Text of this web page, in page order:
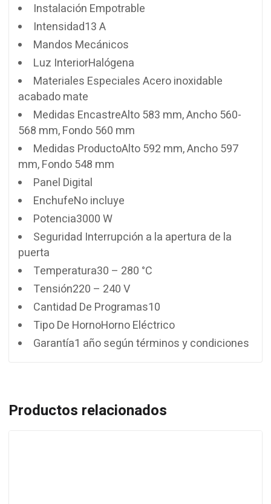
Instalación Empotrable
Intensidad13 A
Mandos Mecánicos
Luz InteriorHalógena
Materiales Especiales Acero inoxidable
acabado mate
Medidas EncastreAlto 583 mm, Ancho 560-
568 mm, Fondo 560 mm
Medidas ProductoAlto 592 mm, Ancho 597
mm, Fondo 548 mm
Panel Digital
EnchufeNo incluye
Potencia3000 W
Seguridad Interrupción a la apertura de la
puerta
Temperatura30 – 280 °C
Tensión220 – 240 V
Cantidad De Programas10
Tipo De HornoHorno Eléctrico
Garantía1 año según términos y condiciones
Productos relacionados